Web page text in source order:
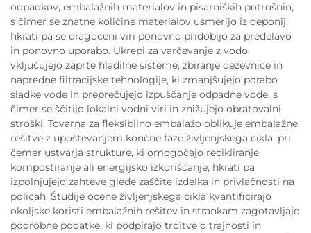
odpadkov, embalažnih materialov in pisarniških potrošnin,
s čimer se znatne količine materialov usmerijo iz deponij,
hkrati pa se dragoceni viri ponovno pridobijo za predelavo
in ponovno uporabo. Ukrepi za varčevanje z vodo
vključujejo zaprte hladilne sisteme, zbiranje deževnice in
napredne filtracijske tehnologije, ki zmanjšujejo porabo
sladke vode in preprečujejo izpuščanje odpadne vode, s
čimer se ščitijo lokalni vodni viri in znižujejo obratovalni
stroški. Tovarna za fleksibilno embalažo oblikuje embalažne
rešitve z upoštevanjem končne faze življenjskega cikla, pri
čemer ustvarja strukture, ki omogočajo recikliranje,
kompostiranje ali energijsko izkoriščanje, hkrati pa
izpolnjujejo zahteve glede zaščite izdelka in privlačnosti na
policah. Študije ocene življenjskega cikla kvantificirajo
okoljske koristi embalažnih rešitev in strankam zagotavljajo
podrobne podatke, ki podpirajo trditve o trajnosti in